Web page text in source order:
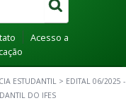
Acesso a
ESTUDANTIL > EDITAL 06/2025 -
DO IFES